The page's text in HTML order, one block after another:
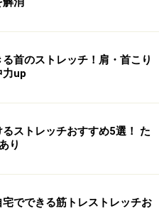
首のストレッチ！肩・首こり
力up
ストレッチおすすめ5選！ た
り
でできる筋トレストレッチお